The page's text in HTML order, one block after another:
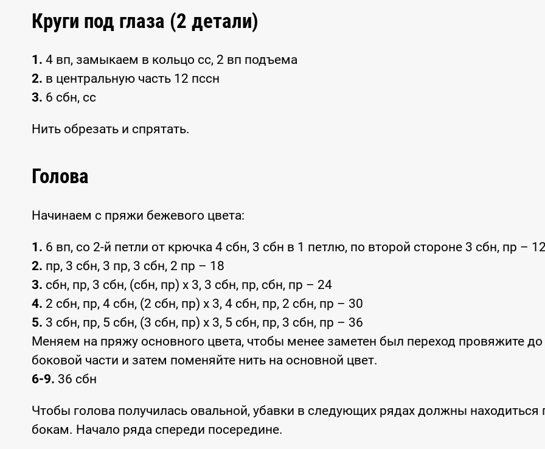
Круги под глаза (2 детали)
1. 4 вп, замыкаем в кольцо сс, 2 вп подъема
2. в центральную часть 12 пссн
3. 6 сбн, сс
Нить обрезать и спрятать.
Голова
Начинаем с пряжи бежевого цвета:
1. 6 вп, со 2-й петли от крючка 4 сбн, 3 сбн в 1 петлю, по второй стороне 3 сбн, пр –
2. пр, 3 сбн, 3 пр, 3 сбн, 2 пр – 18
3. сбн, пр, 3 сбн, (сбн, пр) x 3, 3 сбн, пр, сбн, пр – 24
4. 2 сбн, пр, 4 сбн, (2 сбн, пр) x 3, 4 сбн, пр, 2 сбн, пр – 30
5. 3 сбн, пр, 5 сбн, (3 сбн, пр) x 3, 5 сбн, пр, 3 сбн, пр – 36
Меняем на пряжу основного цвета, чтобы менее заметен был переход провяжите до
боковой части и затем поменяйте нить на основной цвет.
6-9. 36 сбн
Чтобы голова получилась овальной, убавки в следующих рядах должны находиться
бокам. Начало ряда спереди посередине.